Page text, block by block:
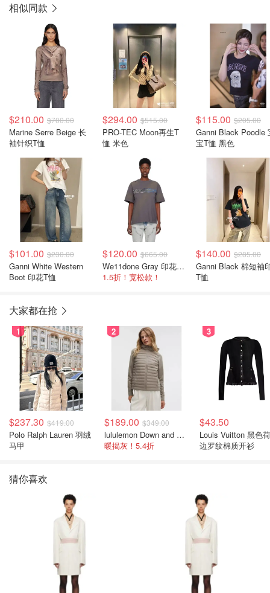
相似同款
$210.00 $700.00
Marine Serre Beige 长
袖针织T恤
$294.00 $515.00
PRO-TEC Moon再生T
恤 米色
$115.00 $205.00
Ganni Black Poodle
宝T恤 黑色
$101.00 $230.00
Ganni White Western
Boot 印花T恤
$120.00 $665.00
We11done Gray 印花T恤 灰色
1.5折！宽松款！
$140.00 $285.00
Ganni Black 棉短袖
T恤
大家都在抢
1
$237.30 $419.00
Polo Ralph Lauren 羽绒
马甲
2
$189.00 $349.00
lululemon Down and Around 羽绒夹克
暖揭灰！5.4折
3
$43.50
Louis Vuitton 黑色
边罗纹棉质开衫
猜你喜欢